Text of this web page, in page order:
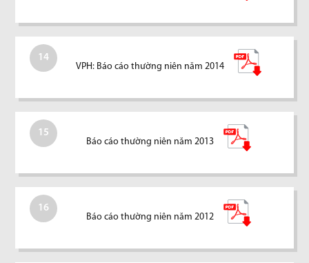
14
VPH: Báo cáo thường niên năm 2014
15
Báo cáo thường niên năm 2013
16
Báo cáo thường niên năm 2012